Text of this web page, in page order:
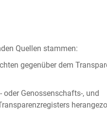
Quellen stammen:
gegenüber dem
Genossenschafts-, und